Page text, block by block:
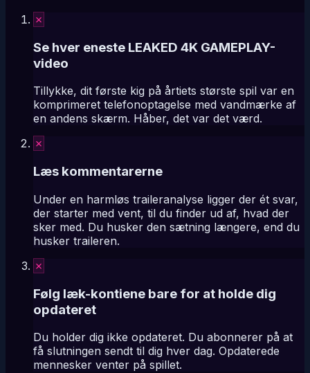
✗
Se hver eneste LEAKED 4K GAMEPLAY-
video
Tillykke, dit første kig på årtiets største spil var en
komprimeret telefonoptagelse med vandmærke af
en andens skærm. Håber, det var det værd.
✗
Læs kommentarerne
Under en harmløs traileranalyse ligger der ét svar,
der starter med vent, til du finder ud af, hvad der
sker med. Du husker den sætning længere, end du
husker traileren.
✗
Følg læk-kontiene bare for at holde dig
opdateret
Du holder dig ikke opdateret. Du abonnerer på at
få slutningen sendt til dig hver dag. Opdaterede
mennesker venter på spillet.